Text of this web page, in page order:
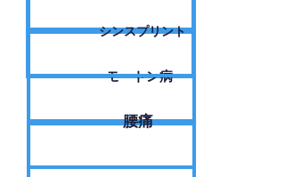
シンスプリント
モートン病
腰痛